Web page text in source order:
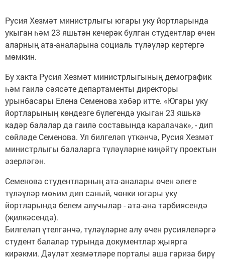
Русия Хезмәт министрлыгы югары уку йортларында
укыган һәм 23 яшьтән кечерәк булган студентлар өчен
аларның ата-аналарына социаль түләүләр кертергә
мөмкин.
Бу хакта Русия Хезмәт министрлыгының демографик
һәм гаилә сәясәте департаменты директоры
урынбасары Елена Семенова хәбәр итте. «Югары уку
йортларының көндезге бүлегендә укыган 23 яшькә
кадәр балалар да гаилә составында каралачак», - дип
сөйләде Семенова. Ул билгеләп үткәнчә, Русия Хезмәт
министрлыгы балаларга түләүләрне киңәйтү проектын
әзерләгән.
Семенова студентларның ата-аналары өчен әлеге
түләүләр мөһим дип саный, чөнки югары уку
йортларында белем алучылар - ата-ана тәрбиясендә
(җилкәсендә).
Билгеләп үтелгәнчә, түләүләрне алу өчен русиялеләргә
студент балалар турында документлар җыярга
кирәкми. Дәүләт хезмәтләре порталы аша гариза бирү